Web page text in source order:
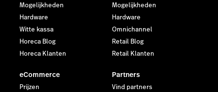
Mogelijkheden
Hardware
Witte kassa
Horeca Blog
Horeca Klanten
Mogelijkheden
Hardware
Omnichannel
Retail Blog
Retail Klanten
eCommerce
Prijzen
Partners
Vind partners